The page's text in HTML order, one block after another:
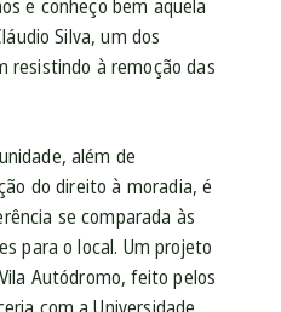
e conheço bem aquela
Silva, um dos
resistindo à remoção das
além de
do direito à moradia, é
se comparada às
para o local. Um projeto
Autódromo, feito pelos